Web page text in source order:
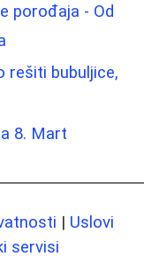
porođaja - Od
rešiti bubuljice,
8. Mart
| Uslovi
servisi